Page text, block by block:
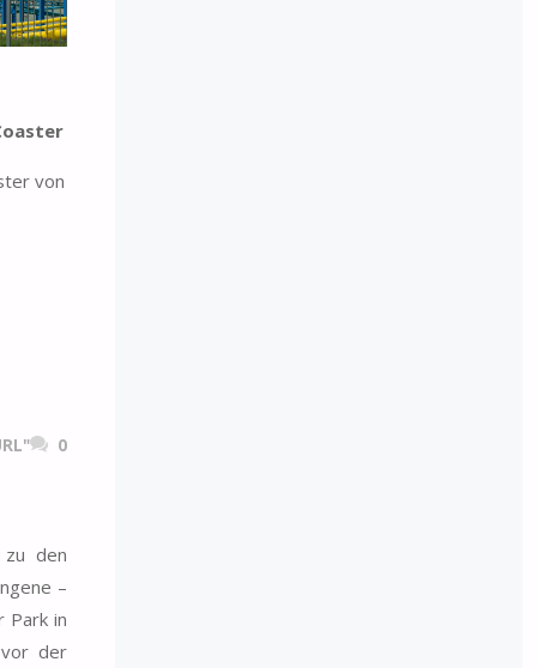
von
0
den
–
Park in
der